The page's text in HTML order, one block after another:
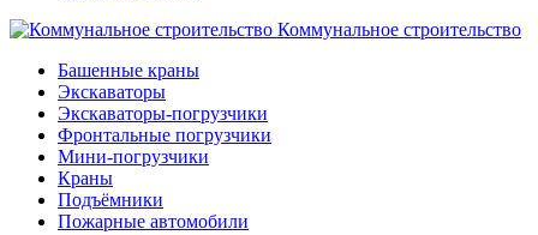
Коммунальное строительство
Башенные краны
Экскаваторы
Экскаваторы-погрузчики
Фронтальные погрузчики
Мини-погрузчики
Краны
Подъёмники
Пожарные автомобили